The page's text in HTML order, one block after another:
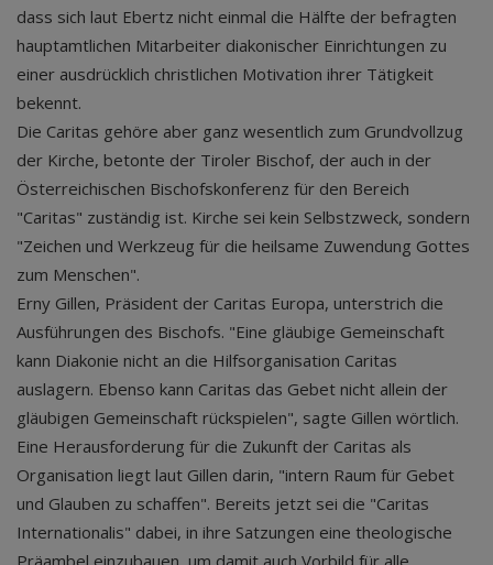
dass sich laut Ebertz nicht einmal die Hälfte der befragten
hauptamtlichen Mitarbeiter diakonischer Einrichtungen zu
einer ausdrücklich christlichen Motivation ihrer Tätigkeit
bekennt.
Die Caritas gehöre aber ganz wesentlich zum Grundvollzug
der Kirche, betonte der Tiroler Bischof, der auch in der
Österreichischen Bischofskonferenz für den Bereich
"Caritas" zuständig ist. Kirche sei kein Selbstzweck, sondern
"Zeichen und Werkzeug für die heilsame Zuwendung Gottes
zum Menschen".
Erny Gillen, Präsident der Caritas Europa, unterstrich die
Ausführungen des Bischofs. "Eine gläubige Gemeinschaft
kann Diakonie nicht an die Hilfsorganisation Caritas
auslagern. Ebenso kann Caritas das Gebet nicht allein der
gläubigen Gemeinschaft rückspielen", sagte Gillen wörtlich.
Eine Herausforderung für die Zukunft der Caritas als
Organisation liegt laut Gillen darin, "intern Raum für Gebet
und Glauben zu schaffen". Bereits jetzt sei die "Caritas
Internationalis" dabei, in ihre Satzungen eine theologische
Präambel einzubauen, um damit auch Vorbild für alle